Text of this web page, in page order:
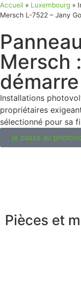
Accueil » Luxembourg »
Mersch L-7522 – Jany
Mersch
Installations
propriétaires
sélectionné pour sa
je passe au
Pièces et